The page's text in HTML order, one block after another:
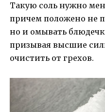
Такую соль нужно
причем положено не
но и омывать
призывая высшие
очистить от грехов.